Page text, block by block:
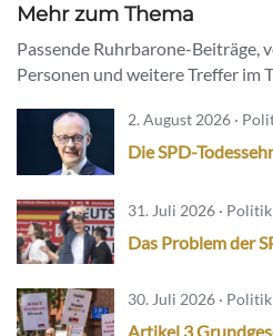
Mehr zum Thema
Passende Ruhrbarone-Beiträge,
Personen und weitere Treffer im
2. August 2026 ·
Die SPD-
31. Juli 2026 · Politik
Das Problem der
30. Juli 2026 · Politik
Artikel 3